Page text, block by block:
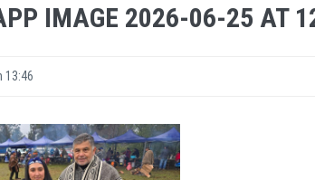
IMAGE 2026-06-25 AT
13:46